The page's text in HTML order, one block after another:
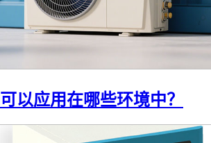
以应用在哪些环境中？